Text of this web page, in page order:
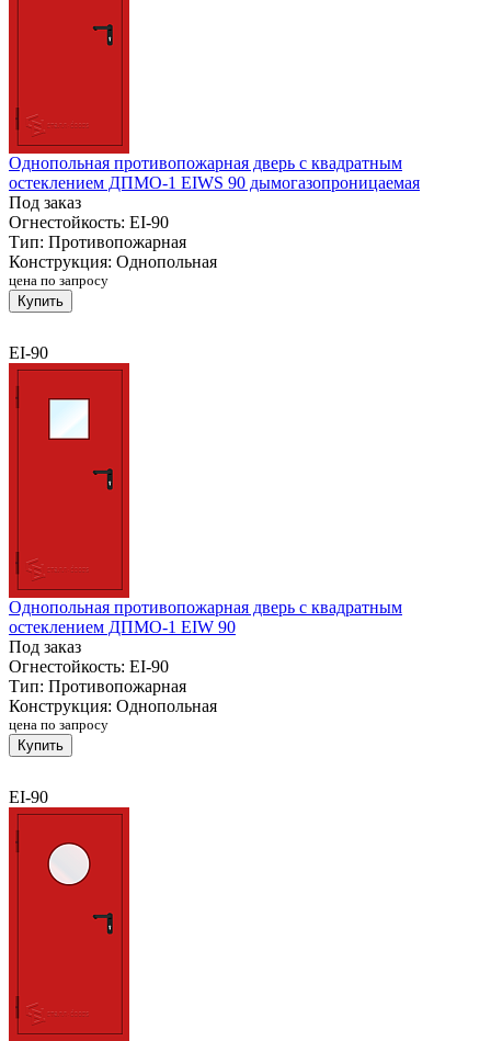
Однопольная противопожарная дверь с квадратным
остеклением ДПМО-1 EIWS 90 дымогазопроницаемая
Под заказ
Огнестойкость: EI-90
Тип: Противопожарная
Конструкция: Однопольная
цена по запросу
Купить
EI-90
Однопольная противопожарная дверь с квадратным
остеклением ДПМО-1 EIW 90
Под заказ
Огнестойкость: EI-90
Тип: Противопожарная
Конструкция: Однопольная
цена по запросу
Купить
EI-90